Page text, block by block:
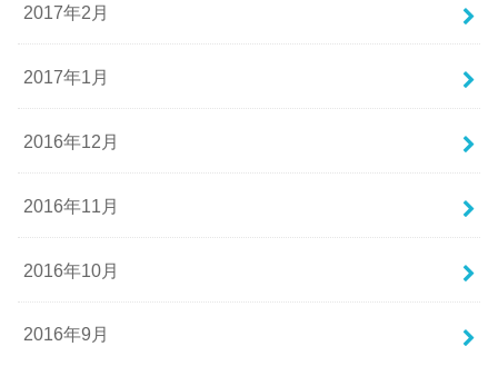
2017年2月
2017年1月
2016年12月
2016年11月
2016年10月
2016年9月